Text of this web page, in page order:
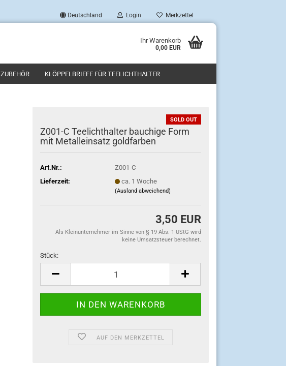
Deutschland Login Merkzettel
Ihr Warenkorb
0,00 EUR
ZUBEHÖR KLÖPPELBRIEFE FÜR TEELICHTHALTER
SOLD OUT
Z001-C Teelichthalter bauchige Form
mit Metalleinsatz goldfarben
Art.Nr.:
Z001-C
Lieferzeit:
ca. 1 Woche
(Ausland abweichend)
3,50 EUR
Als Kleinunternehmer im Sinne von § 19 Abs. 1 UStG wird
keine Umsatzsteuer berechnet.
Stück:
Stück
AUF DEN MERKZETTEL